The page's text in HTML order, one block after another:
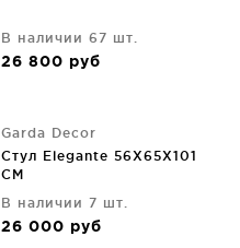
В наличии 67 шт.
26 800 руб
Garda Decor
Стул Elegante 56X65X101
CM
В наличии 7 шт.
26 000 руб